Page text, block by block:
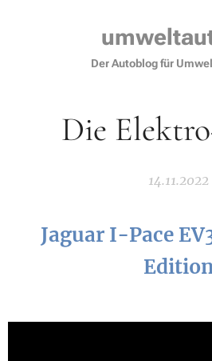
Der Autoblog für
Die
14.11.2022
Jaguar I-Pace